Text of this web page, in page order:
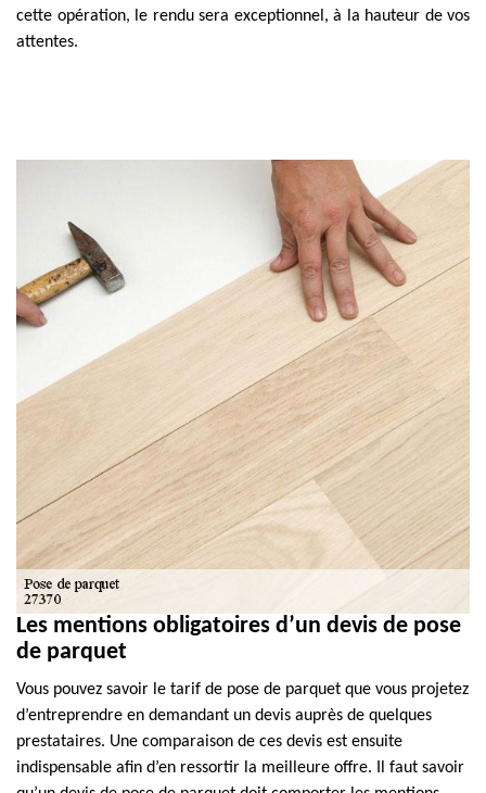
cette opération, le rendu sera exceptionnel, à la hauteur de vos
attentes.
Les mentions obligatoires d’un devis de pose
de parquet
Vous pouvez savoir le tarif de pose de parquet que vous projetez
d’entreprendre en demandant un devis auprès de quelques
prestataires. Une comparaison de ces devis est ensuite
indispensable afin d’en ressortir la meilleure offre. Il faut savoir